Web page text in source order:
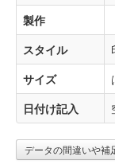
製作
スタイル
サイズ
日付け記入
データの間違いや補